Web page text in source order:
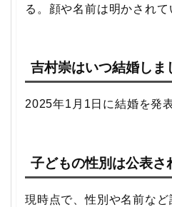
る。顔や名前は明かされて
吉村崇はいつ結婚しま
2025年1月1日に結婚を発
子どもの性別は公表さ
現時点で、性別や名前な